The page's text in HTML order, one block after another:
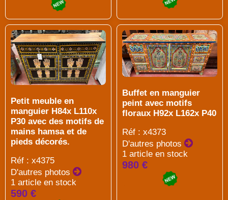
Petit meuble en
manguier H84x L110x
P30 avec des motifs de
mains hamsa et de
pieds décorés.
Réf : x4375
D'autres photos
1 article en stock
590 €
Buffet en manguier
peint avec motifs
floraux H92x L162x P40
Réf : x4373
D'autres photos
1 article en stock
980 €